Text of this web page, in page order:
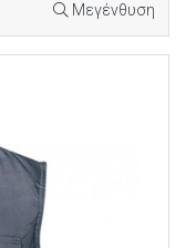
Μεγένθυση